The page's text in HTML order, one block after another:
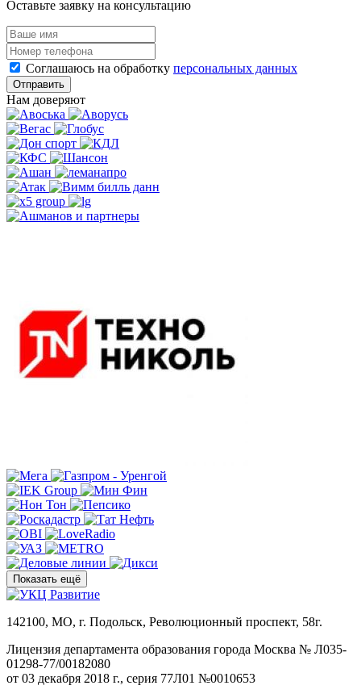
Оставьте заявку на консультацию
Соглашаюсь на обработку персональных данных
Отправить
Нам доверяют
Показать ещё
142100, МО, г. Подольск, Революционный проспект, 58г.
Лицензия департамента образования города Москва № Л035-
01298-77/00182080
от 03 декабря 2018 г., серия 77Л01 №0010653